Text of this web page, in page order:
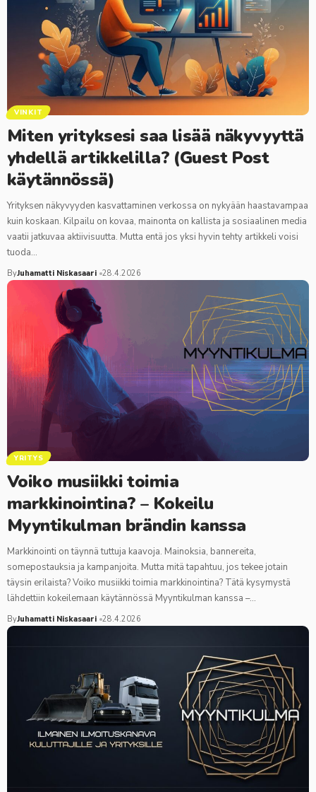
VINKIT
Miten yrityksesi saa lisää näkyvyyttä
yhdellä artikkelilla? (Guest Post
käytännössä)
Yrityksen näkyvyyden kasvattaminen verkossa on nykyään haastavampaa
kuin koskaan. Kilpailu on kovaa, mainonta on kallista ja sosiaalinen media
vaatii jatkuvaa aktiivisuutta. Mutta entä jos yksi hyvin tehty artikkeli voisi
tuoda…
ByJuhamatti Niskasaari 28.4.2026
YRITYS
Voiko musiikki toimia
markkinointina? – Kokeilu
Myyntikulman brändin kanssa
Markkinointi on täynnä tuttuja kaavoja. Mainoksia, bannereita,
somepostauksia ja kampanjoita. Mutta mitä tapahtuu, jos tekee jotain
täysin erilaista? Voiko musiikki toimia markkinointina? Tätä kysymystä
lähdettiin kokeilemaan käytännössä Myyntikulman kanssa –…
ByJuhamatti Niskasaari 28.4.2026